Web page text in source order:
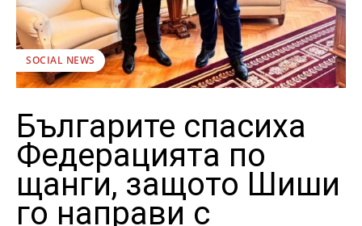
SOCIAL NEWS
Българите спасиха
Федерацията по
щанги, защото Шиши
го направи с